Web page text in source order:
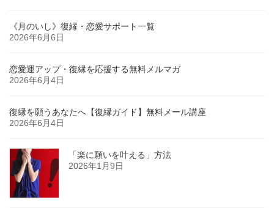
《月のいし》復縁・恋愛サポート一覧
2026年6月6日
恋愛運アップ・復縁を応援する無料メルマガ
2026年6月4日
復縁を願うあなたへ【復縁ガイド】無料メール講座
2026年6月4日
「楽に願いを叶える」方法
2026年1月9日